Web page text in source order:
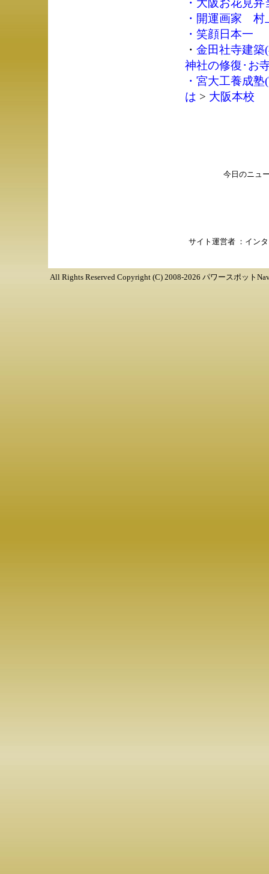
・ 大阪お花見弁
・ 開運画家 村
・ 笑顔日本一
・ 金田社寺建築
神社の修復･お
・ 宮大工養成塾
は > 大阪本校
今日のニュ
サイト運営者 ： イン
All Rights Reserved Copyright (C) 2008-2026 パワースポット